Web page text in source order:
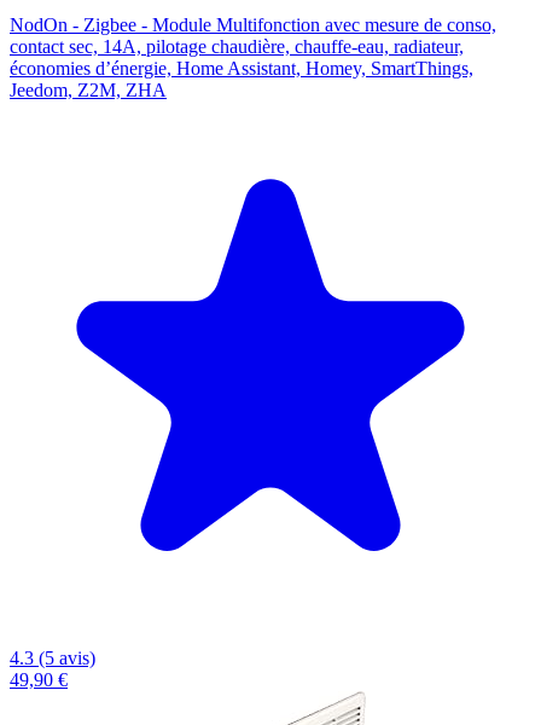
NodOn - Zigbee - Module Multifonction avec mesure de conso,
contact sec, 14A, pilotage chaudière, chauffe-eau, radiateur,
économies d’énergie, Home Assistant, Homey, SmartThings,
Jeedom, Z2M, ZHA
4.3 (5 avis)
49,90 €